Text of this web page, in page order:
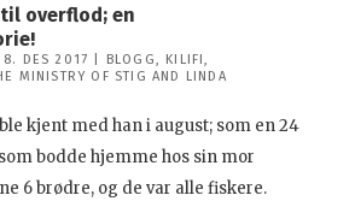
overflod; en
8. DES 2017 BLOGG, KILIFI,
MINISTRY OF STIG AND LINDA
kjent med han i august; som en 24
bodde hjemme hos sin mor
6 brødre, og de var alle fiskere.